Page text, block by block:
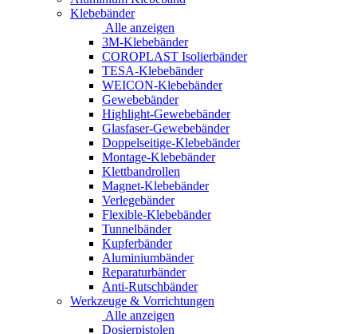
Klebebänder
Alle anzeigen
3M-Klebebänder
COROPLAST Isolierbänder
TESA-Klebebänder
WEICON-Klebebänder
Gewebebänder
Highlight-Gewebebänder
Glasfaser-Gewebebänder
Doppelseitige-Klebebänder
Montage-Klebebänder
Klettbandrollen
Magnet-Klebebänder
Verlegebänder
Flexible-Klebebänder
Tunnelbänder
Kupferbänder
Aluminiumbänder
Reparaturbänder
Anti-Rutschbänder
Werkzeuge & Vorrichtungen
Alle anzeigen
Dosierpistolen